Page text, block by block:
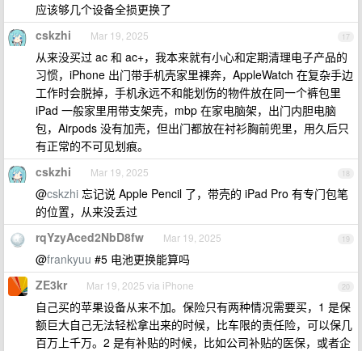
应该够几个设备全损更换了
17
cskzhi Mar 19, 2025
从来没买过 ac 和 ac+，我本来就有小心和定期清理电子产品的
习惯，iPhone 出门带手机壳家里裸奔，AppleWatch 在复杂手边
工作时会脱掉，手机永远不和能划伤的物件放在同一个裤包里
iPad 一般家里用带支架壳，mbp 在家电脑架，出门内胆电脑
包，Airpods 没有加壳，但出门都放在衬衫胸前兜里，用久后只
有正常的不可见划痕。
18
cskzhi Mar 19, 2025
@cskzhi 忘记说 Apple Pencil 了，带壳的 iPad Pro 有专门包笔
的位置，从来没丢过
19
rqYzyAced2NbD8fw Mar 19, 2025
@frankyuu #5 电池更换能算吗
20
ZE3kr Mar 19, 2025 via iPhone
自己买的苹果设备从来不加。保险只有两种情况需要买，1 是保
额巨大自己无法轻松拿出来的时候，比车限的责任险，可以保几
百万上千万。2 是有补贴的时候，比如公司补贴的医保，或者企